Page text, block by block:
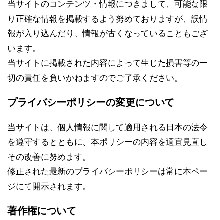
当サイトのコンテンツ・情報につきまして、可能な限
り正確な情報を掲載するよう努めておりますが、誤情
報が入り込んだり、情報が古くなっていることもござ
います。
当サイトに掲載された内容によって生じた損害等の一
切の責任を負いかねますのでご了承ください。
プライバシーポリシーの変更について
当サイトは、個人情報に関して適用される日本の法令
を遵守するとともに、本ポリシーの内容を適宜見直し
その改善に努めます。
修正された最新のプライバシーポリシーは常に本ペー
ジにて開示されます。
著作権について